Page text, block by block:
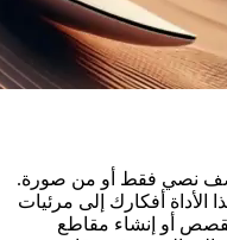
نصي فقط أو من صورة.
الأداة أفكارك إلى مرئيات
أو إنشاء مقاطع